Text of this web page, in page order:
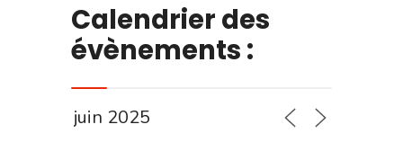
Calendrier des
évènements :